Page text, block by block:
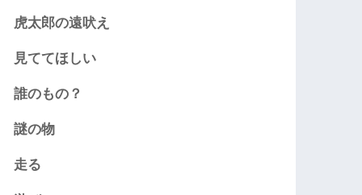
虎太郎の遠吠え
見ててほしい
誰のもの？
謎の物
走る